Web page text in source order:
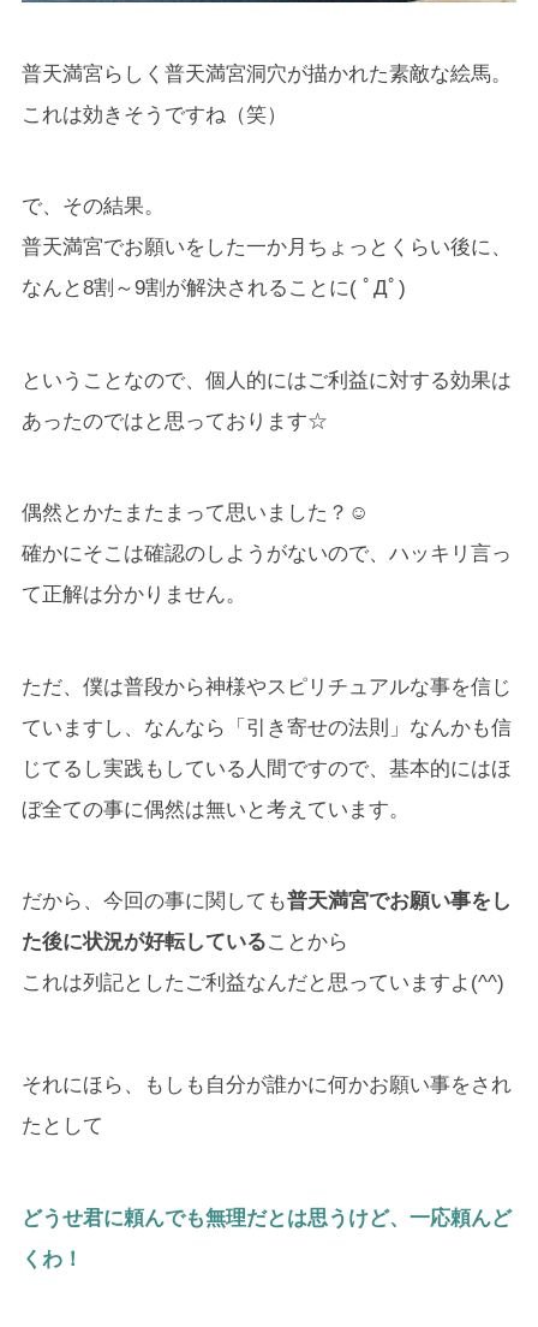
普天満宮らしく普天満宮洞穴が描かれた素敵な絵馬。
これは効きそうですね（笑）
で、その結果。
普天満宮でお願いをした一か月ちょっとくらい後に、
なんと8割～9割が解決されることに( ﾟДﾟ)
ということなので、個人的にはご利益に対する効果は
あったのではと思っております☆
偶然とかたまたまって思いました？☺
確かにそこは確認のしようがないので、ハッキリ言っ
て正解は分かりません。
ただ、僕は普段から神様やスピリチュアルな事を信じ
ていますし、なんなら「引き寄せの法則」なんかも信
じてるし実践もしている人間ですので、基本的にはほ
ぼ全ての事に偶然は無いと考えています。
だから、今回の事に関しても普天満宮でお願い事をし
た後に状況が好転していることから
これは列記としたご利益なんだと思っていますよ(^^)
それにほら、もしも自分が誰かに何かお願い事をされ
たとして
どうせ君に頼んでも無理だとは思うけど、一応頼んど
くわ！